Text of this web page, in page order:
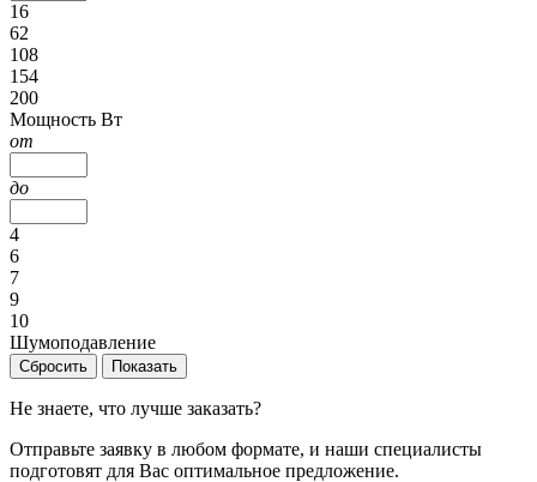
16
62
108
154
200
Мощность Вт
от
до
4
6
7
9
10
Шумоподавление
Сбросить Показать
Не знаете, что лучше заказать?
Отправьте заявку в любом формате, и наши специалисты
подготовят для Вас оптимальное предложение.